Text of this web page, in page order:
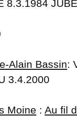
8.3.1984
Alain Bassin:
3.4.2000
Moine : Au fil